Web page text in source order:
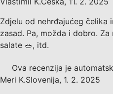
Zdjelu od nehrđajućeg čelika
zasad. Pa, možda i dobro.
salate 🥗, itd.
Ova recenzija je
Meri K.Slovenija, 1. 2. 2025